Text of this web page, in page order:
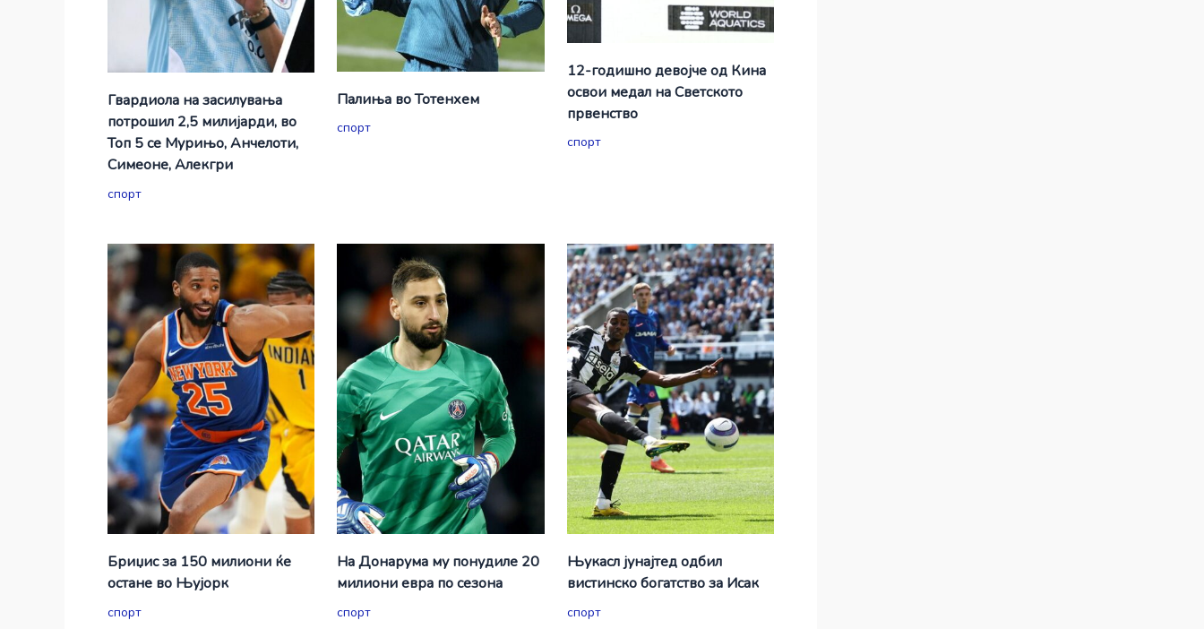
Гвардиола на засилувања
потрошил 2,5 милијарди, во
Топ 5 се Мурињо, Анчелоти,
Симеоне, Алекгри
спорт
Палиња во Тотенхем
спорт
12-годишно девојче од Кина
освои медал на Светското
првенство
спорт
Бриџис за 150 милиони ќе
остане во Њујорк
спорт
На Донарума му понудиле 20
милиони евра по сезона
спорт
Њукасл јунајтед одбил
вистинско богатство за Исак
спорт